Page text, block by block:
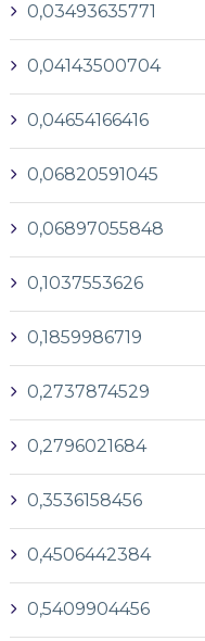
0,03493635771
0,04143500704
0,04654166416
0,06820591045
0,06897055848
0,1037553626
0,1859986719
0,2737874529
0,2796021684
0,3536158456
0,4506442384
0,5409904456